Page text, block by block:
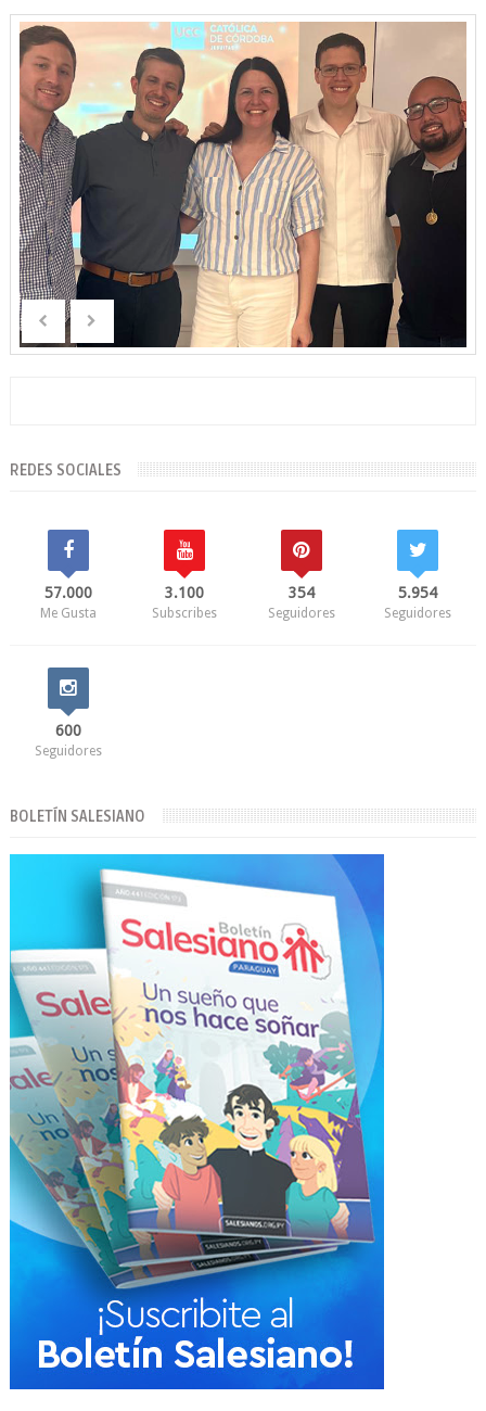
REDES SOCIALES
57.000
Me Gusta
3.100
Subscribes
354
Seguidores
5.954
Seguidores
600
Seguidores
BOLETÍN SALESIANO